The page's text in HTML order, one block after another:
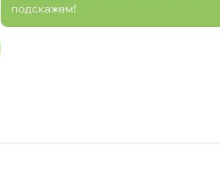
подскажем!